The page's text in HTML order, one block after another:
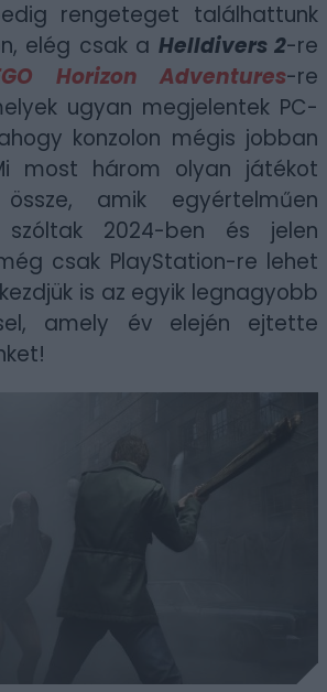
rengeteget találhattunk
elég csak a Helldivers 2-re
Horizon Adventures-re
ugyan megjelentek PC-
konzolon mégis jobban
most három olyan játékot
amik egyértelműen
szóltak 2024-ben és jelen
csak PlayStation-re lehet
is az egyik legnagyobb
amely év elején ejtette